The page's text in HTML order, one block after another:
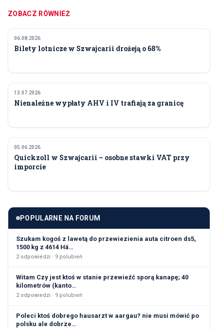
ZOBACZ RÓWNIEŻ
FINANSE I POLITYKA
06.08.2026
Bilety lotnicze w Szwajcarii drożeją o 68%
FINANSE I POLITYKA
13.07.2026
Nienależne wypłaty AHV i IV trafiają za granicę
FINANSE I POLITYKA
05.06.2026
Quickzoll w Szwajcarii – osobne stawki VAT przy
imporcie
POPULARNE NA FORUM
Szukam kogoś z lawetą do przewiezienia auta citroen ds5,
1500 kg z 4614 Hä…
2odpowiedzi · 9 polubień
Witam Czy jest ktoś w stanie przewieźć sporą kanapę; 40
kilometrów (kanto…
2odpowiedzi · 9 polubień
Poleci ktoś dobrego hausarzt w aargau? nie musi mówić po
polsku ale dobrze…